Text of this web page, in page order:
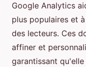
Google Analytics
plus populaires et
des lecteurs. Ces
affiner et
garantissant